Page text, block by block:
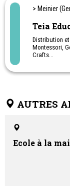
1ère à
Ateliers en
> Meinier
Teia
Distribution
Montessori,
Crafts...
AUTRES
Ecole à la